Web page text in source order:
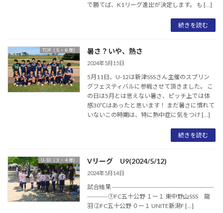
で勝てば、K1リーグ進出が決定します。 も […]
続きを読む
TOP（５・６年） 暑さ？いや、熱さ
2024年5月15日
5月11日、U-12は新津SSSさん主催のスプリン
グフェスティバルに参戦させて頂きました。 こ
の日は5月とは思えない暑さ、ピッチ上では体
感30℃はあったと思います！ まだ暑さに慣れて
いないこの時期は、特に熱中症に気をつけ […]
続きを読む
U-10（３・４年） Vリーグ U9(2024/5/12)
2024年5月14日
試合結果 ---------------------------------------------------
---------- ①FC五十公野 １ー１ 東中野山SSS 龍
羽 ②FC五十公野 ０ー１ UNITE新潟F […]